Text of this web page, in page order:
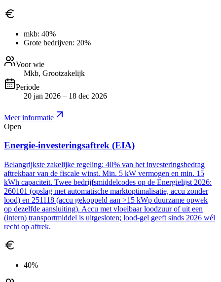
mkb: 40%
Grote bedrijven: 20%
Voor wie
Mkb, Grootzakelijk
Periode
20 jan 2026 – 18 dec 2026
Meer informatie
Open
Energie-investeringsaftrek (EIA)
Belangrijkste zakelijke regeling: 40% van het investeringsbedrag
aftrekbaar van de fiscale winst. Min. 5 kW vermogen en min. 15
kWh capaciteit. Twee bedrijfsmiddelcodes op de Energielijst 2026:
260101 (opslag met automatische marktoptimalisatie, accu zonder
lood) en 251118 (accu gekoppeld aan >15 kWp duurzame opwek
op dezelfde aansluiting). Accu met vloeibaar loodzuur of uit een
(intern) transportmiddel is uitgesloten; lood-gel geeft sinds 2026 wél
recht op aftrek.
40%